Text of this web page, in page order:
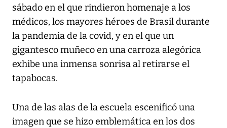
sábado en el que rindieron homenaje a los
médicos, los mayores héroes de Brasil durante
la pandemia de la covid, y en el que un
gigantesco muñeco en una carroza alegórica
exhibe una inmensa sonrisa al retirarse el
tapabocas.
Una de las alas de la escuela escenificó una
imagen que se hizo emblemática en los dos